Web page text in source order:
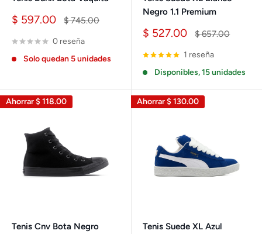
Precio
venta
$ 597.00
Precio
$ 745.00
0 reseña
Solo quedan 5 unidades
Negro 1.1 Premium
Precio
venta
$ 527.00
Precio
$ 657.00
1 reseña
Disponibles, 15 unidades
Ahorrar$ 118.00
Tenis Cnv Bota Negro
Ahorrar$ 130.00
Tenis Suede XL Azul